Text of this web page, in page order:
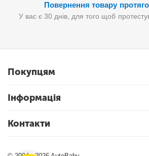
Повернення товару
У вас є 30 днів, для того щоб
Покупцям
Інформація
Контакти